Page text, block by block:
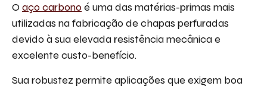
O aço carbonoé uma das matérias-primas mais
utilizadas na fabricação de chapas perfuradas
devido à sua elevada resistência mecânica e
excelente custo-benefício.
Sua robustez permite aplicações que exigem boa